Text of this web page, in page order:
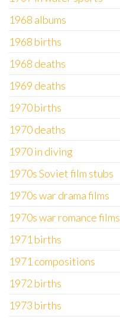
1968 albums
1968 births
1968 deaths
1969 deaths
1970 births
1970 deaths
1970 in diving
1970s Soviet film stubs
1970s war drama films
1970s war romance films
1971 births
1971 compositions
1972 births
1973 births